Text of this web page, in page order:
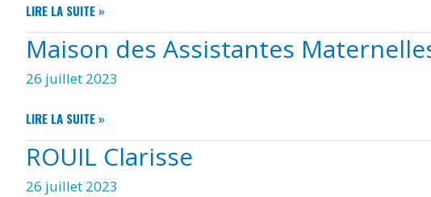
VANDENBERGHE
LIRE LA SUITE »
Maison des Assistantes
26 juillet 2023
MAISON
DES
ASSISTANTES
MATERNELLES
« LES
LIRE LA SUITE »
ROUIL Clarisse
26 juillet 2023